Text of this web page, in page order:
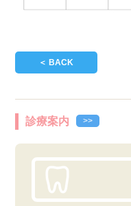
＜ BACK
診療案内 >>